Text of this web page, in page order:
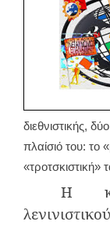
διεθνιστικής,
πλαίσιό του: το
«τροτσκιστική»
Η